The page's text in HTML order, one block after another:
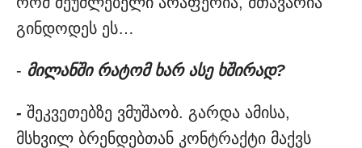
გინდოდეს ეს…
- მილანში რატომ ხარ ასე ხშირად?
- შეკვეთებზე ვმუშაობ. გარდა ამისა,
მსხვილ ბრენდებთან კონტრაქტი მაქვს